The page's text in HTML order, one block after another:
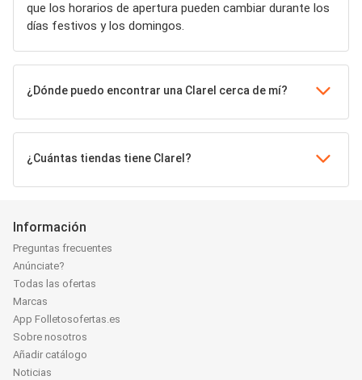
que los horarios de apertura pueden cambiar durante los
días festivos y los domingos.
¿Dónde puedo encontrar una Clarel cerca de mí?
¿Cuántas tiendas tiene Clarel?
Información
Preguntas frecuentes
Anúnciate?
Todas las ofertas
Marcas
App Folletosofertas.es
Sobre nosotros
Añadir catálogo
Noticias